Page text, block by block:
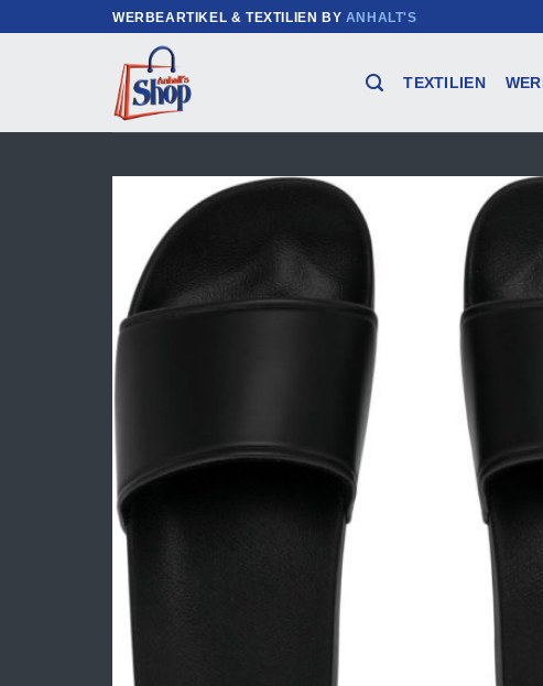
Inhalt
WERBEARTIKEL & TEXTILIEN BY ANHALT'S
TEXTILIEN